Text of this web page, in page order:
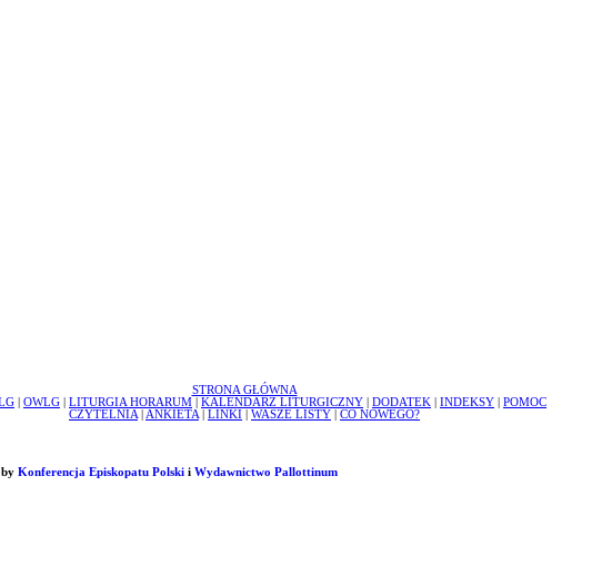
STRONA GŁÓWNA
OWLG LITURGIA HORARUM KALENDARZ LITURGICZNY DODATEK INDEKSY
POMOC
CZYTELNIA
ANKIETA LINKI WASZE LISTY CO NOWEGO?
Konferencja Episkopatu Polskii Wydawnictwo Pallottinum